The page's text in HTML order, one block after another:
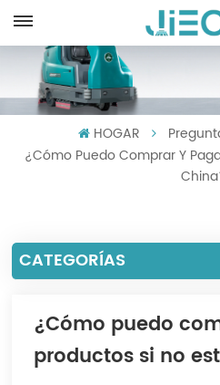
English
Français
Português
Türkçe
HOGAR
¿Cómo Puedo Comprar Y
CATEGORÍAS
¿Cómo puedo
productos si no